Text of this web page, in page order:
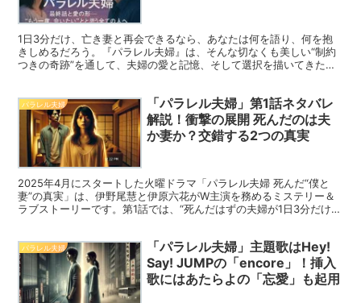
1日3分だけ、亡き妻と再会できるなら、あなたは何を語り、何を抱
きしめるだろう。『パラレル夫婦』は、そんな切なくも美しい“制約
つきの奇跡”を通して、夫婦の愛と記憶、そして選択を描いてきた。
ー、過去と未来、そして時間11時22分にすべてをかけた2人の姿に、
視聴者の涙が止まらない。
パラレル夫婦
「パラレル夫婦」第1話ネタバレ
解説！衝撃の展開 死んだのは夫
か妻か？交錯する2つの真実
2025年4月にスタートした火曜ドラマ「パラレル夫婦 死んだ“僕と
妻”の真実」は、伊野尾慧と伊原六花がW主演を務めるミステリー＆
ラブストーリーです。第1話では、“死んだはずの夫婦が1日3分だけ再
が描かれました。この記事では、「パラレル夫婦」第1話のネタバレ
を含むあらすじ解説と見どころ、さらに視聴者の気になるポイントま
で徹底解説します。
パラレル夫婦
「パラレル夫婦」主題歌はHey!
Say! JUMPの「encore」！挿入
歌にはあたらよの「忘愛」も起用